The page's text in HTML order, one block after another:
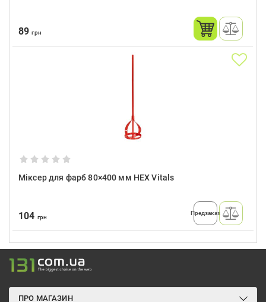
89грн
Міксер для фарб 80×400 мм HEX Vitals
104 грн
Предзаказ
ПРО МАГАЗИН